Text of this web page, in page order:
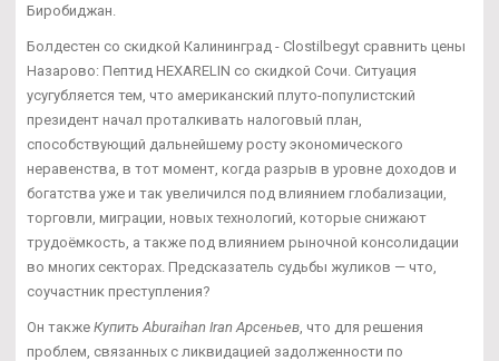
Биробиджан.
Болдестен со скидкой Калининград - Clostilbegyt сравнить цены
Назарово: Пептид HEXARELIN со скидкой Сочи. Ситуация
усугубляется тем, что американский плуто-популистский
президент начал проталкивать налоговый план,
способствующий дальнейшему росту экономического
неравенства, в тот момент, когда разрыв в уровне доходов и
богатства уже и так увеличился под влиянием глобализации,
торговли, миграции, новых технологий, которые снижают
трудоёмкость, а также под влиянием рыночной консолидации
во многих секторах. Предсказатель судьбы жуликов — что,
соучастник преступления?
Он также Купить Aburaihan Iran Арсеньев , что для решения
проблем, связанных с ликвидацией задолженности по